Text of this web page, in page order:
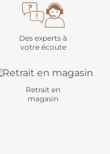
Des experts à
votre écoute
Retrait en
magasin